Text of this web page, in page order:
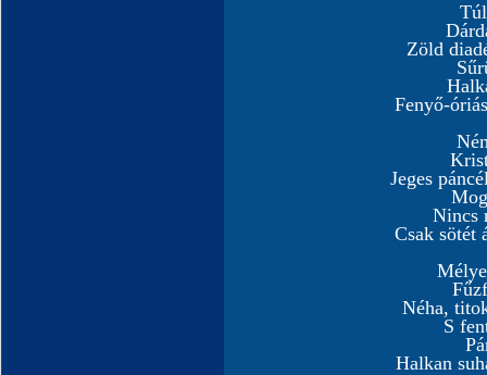
Zöld
Fenyő-
Jeges
Nincs
Csak sötét
Néha,
S
Halkan